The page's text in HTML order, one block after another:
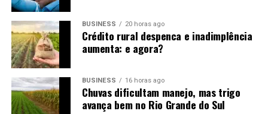
BUSINESS 20 horas ago
Crédito rural despenca e inadimplência
aumenta: e agora?
BUSINESS 16 horas ago
Chuvas dificultam manejo, mas trigo
avança bem no Rio Grande do Sul